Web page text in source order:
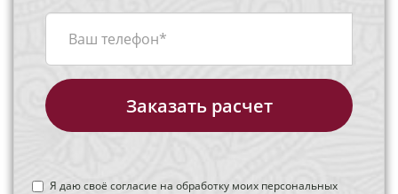
Заказать расчет
Я даю своё согласие на обработку моих персональных